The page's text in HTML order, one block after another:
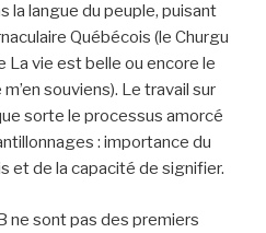
la langue du peuple, puisant
Québécois (le Churgu
La vie est belle ou encore le
souviens). Le travail sur
sorte le processus amorcé
: importance du
et de la capacité de signifier.
ne sont pas des premiers